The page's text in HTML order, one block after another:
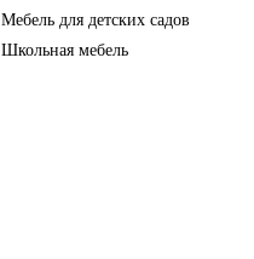
Мебель для детских садов
Школьная мебель